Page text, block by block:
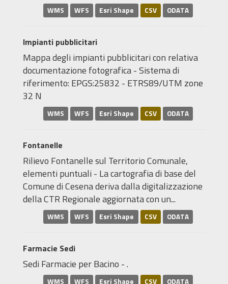
WMS WFS Esri Shape CSV ODATA
Impianti pubblicitari
Mappa degli impianti pubblicitari con relativa
documentazione fotografica - Sistema di
riferimento: EPGS:25832 - ETRS89/UTM zone
32 N
WMS WFS Esri Shape CSV ODATA
Fontanelle
Rilievo Fontanelle sul Territorio Comunale,
elementi puntuali - La cartografia di base del
Comune di Cesena deriva dalla digitalizzazione
della CTR Regionale aggiornata con un...
WMS WFS Esri Shape CSV ODATA
Farmacie Sedi
Sedi Farmacie per Bacino - .
WMS WFS Esri Shape CSV ODATA